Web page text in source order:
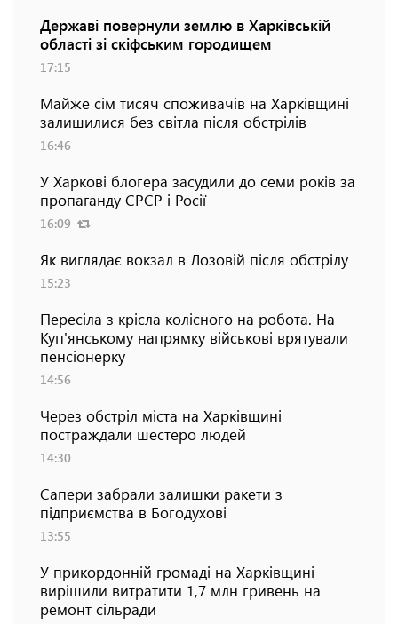
Державі повернули землю в Харківській
області зі скіфським городищем
17:15
Майже сім тисяч споживачів на Харківщині
залишилися без світла після обстрілів
16:46
У Харкові блогера засудили до семи років за
пропаганду СРСР і Росії
16:09
Як виглядає вокзал в Лозовій після обстрілу
15:23
Пересіла з крісла колісного на робота. На
Куп'янському напрямку військові врятували
пенсіонерку
14:56
Через обстріл міста на Харківщині
постраждали шестеро людей
14:30
Сапери забрали залишки ракети з
підприємства в Богодухові
13:55
У прикордонній громаді на Харківщині
вирішили витратити 1,7 млн гривень на
ремонт сільради